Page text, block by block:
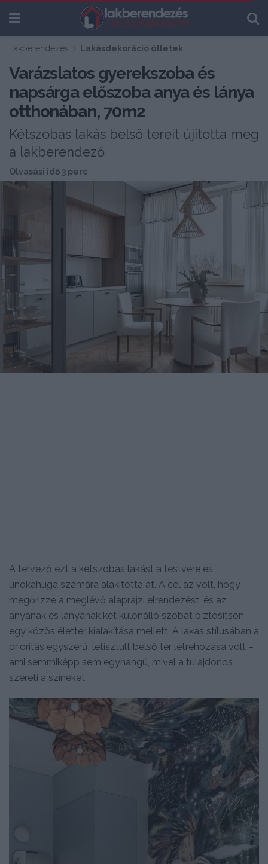
Lakberendezés Lakásdekoráció ötletek
Varázslatos gyerekszoba és
napsárga előszoba anya és lánya
otthonában, 70m2
Kétszobás lakás belső tereit újította meg
a lakberendező
Olvasási idő 3 perc
A tervező ezt a kétszobás lakást a testvére és
unokahúga számára alakította át. A cél az volt, hogy
megőrizze a meglévő alaprajzi elrendezést, és az
anyának és lányának két különálló szobát biztosítson
egy közös élettér kialakítása mellett. A lakás stílusában a
prioritás egyszerű, letisztult belső tér létrehozása volt –
ami semmiképp sem egyhangú, mivel a tulajdonos
szereti a színeket.